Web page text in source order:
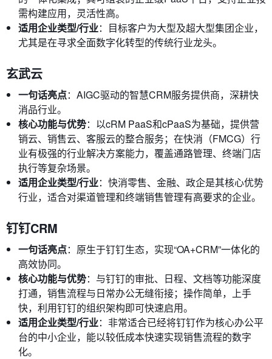
需构建应用，灵活性高。
适用企业类型/行业：目标客户为大型及超大型集团企业，
尤其是在寻求全面数字化转型的传统行业龙头。
玄武云
一句话亮点：AIGC驱动的智慧CRM服务提供商，深耕快
消品行业。
核心功能与优势：以cRM PaaS和cPaaS为基础，提供营
销云、销售云、客服云的整合服务；在快消（FMCG）行
业有极强的行业解决方案能力，覆盖通路管理、终端门店
执行等复杂场景。
适用企业类型/行业：快消零售、金融、政企是其核心优势
行业，适合对渠道管理和终端销售管理有高要求的企业。
钉钉CRM
一句话亮点：原生于钉钉生态，实现“OA+CRM”一体化的
高效协同。
核心功能与优势：与钉钉的审批、日程、文档等功能深度
打通，销售流程与日常办公无缝衔接；操作简单，上手
快，利用钉钉的组织架构即可快速启用。
适用企业类型/行业：非常适合已经将钉钉作为核心办公平
台的中小企业，能以较低成本快速实现销售流程的数字
化。